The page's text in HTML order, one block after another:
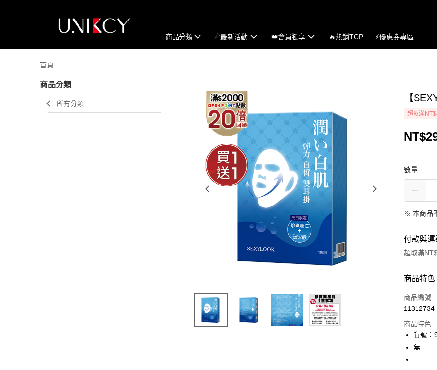
商品分類 ☄最新活動 👑會員獨享 🔥熱銷TOP ⚡優惠券專區
首頁
商品分類
所有分類
【
超取滿
數量
※ 本商品
付款與運
超取滿
付款方式
icash Pay
超商取貨
LINE Pay
商品特色
商品編號
11312734
商品特色
貨號：
無